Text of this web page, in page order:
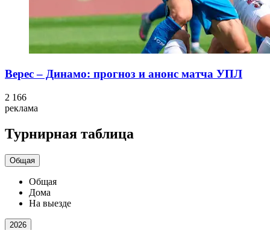
Верес – Динамо: прогноз и анонс матча УПЛ
2 166
реклама
Турнирная таблица
Общая
Общая
Дома
На выезде
2026